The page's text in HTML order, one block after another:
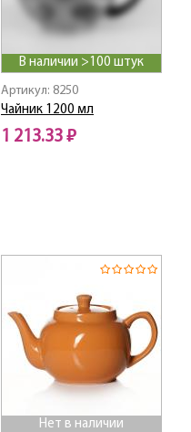
В наличии >100 штук
Артикул: 8250
Чайник 1200 мл
1 213.33 ₽
Нет в наличии